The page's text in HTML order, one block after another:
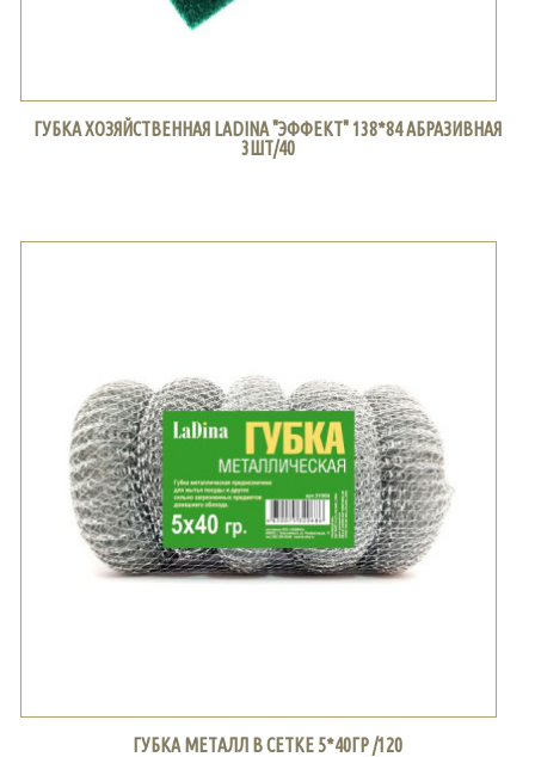
ГУБКА ХОЗЯЙСТВЕННАЯ LADINA "ЭФФЕКТ" 138*84 АБРАЗИВНАЯ
3ШТ/40
ГУБКА МЕТАЛЛ В СЕТКЕ 5*40ГР /120